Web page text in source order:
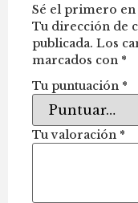
Sé el primero en
Tu dirección de
publicada. Los
marcados con *
Tu puntuación *
Tu valoración *